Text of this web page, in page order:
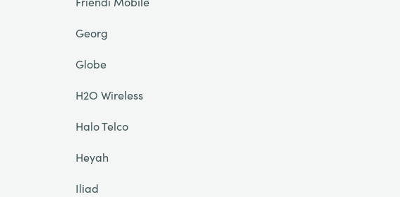
Georg
Globe
H2O Wireless
Halo Telco
Heyah
Iliad